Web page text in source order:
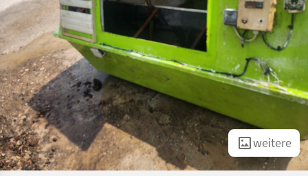
weitere